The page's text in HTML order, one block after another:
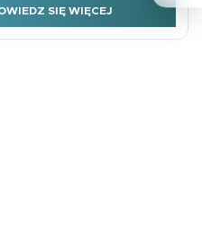
SIĘ WIĘCEJ